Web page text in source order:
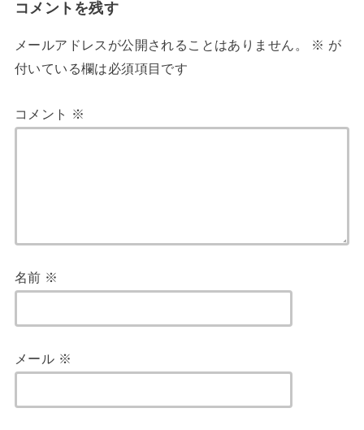
コメントを残す
メールアドレスが公開されることはありません。 ※ が
付いている欄は必須項目です
コメント ※
名前 ※
メール ※